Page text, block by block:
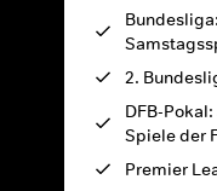
2.
DFB-
Spiele der
Premier